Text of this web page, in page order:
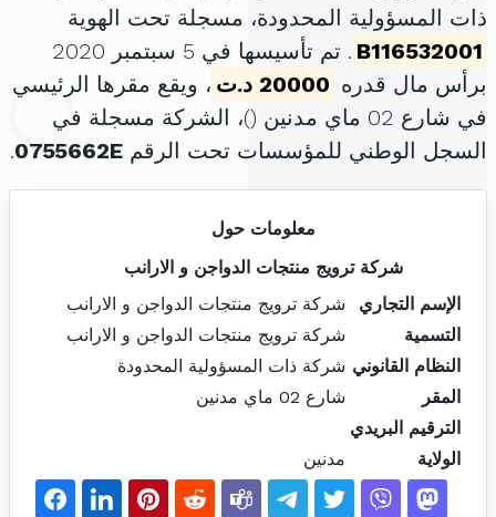
ذات المسؤولية المحدودة، مسجلة تحت الهوية
B116532001
. تم تأسيسها في 5 سبتمبر 2020
برأس مال قدره 20000 د.ت
، ويقع مقرها الرئيسي
في شارع 02 ماي مدنين (
)، الشركة مسجلة في
السجل الوطني للمؤسسات تحت الرقم 0755662E
.
معلومات حول
شركة ترويج منتجات الدواجن و الارانب
الإسم التجاري
شركة ترويج منتجات الدواجن و الارانب
التسمية
شركة ترويج منتجات الدواجن و الارانب
النظام القانوني شركة ذات المسؤولية المحدودة
المقر
شارع 02 ماي مدنين
الترقيم البريدي
الولاية
مدنين